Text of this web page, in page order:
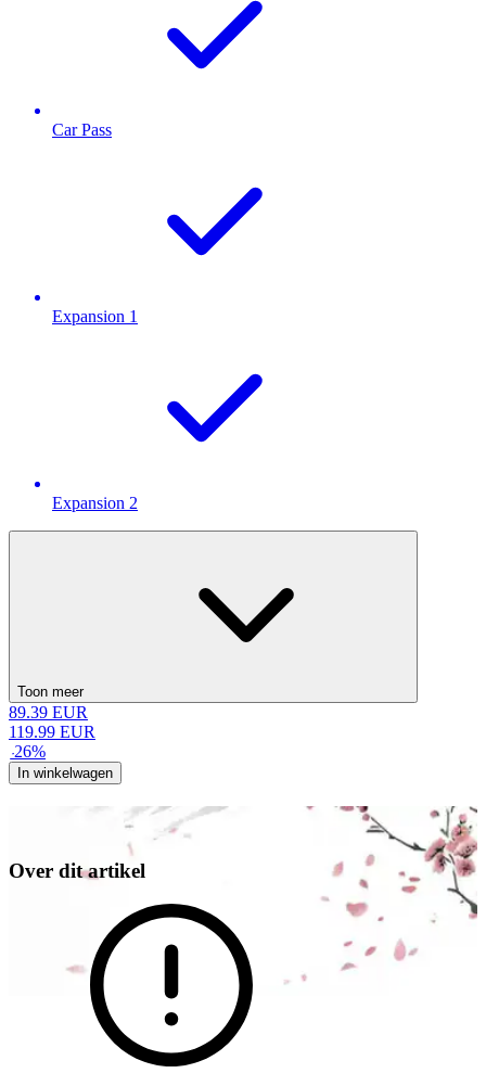
Car Pass
Expansion 1
Expansion 2
Toon meer
89.39 EUR
119.99 EUR
-26%
In winkelwagen
Over dit artikel